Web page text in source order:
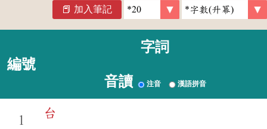
加入筆記
編號
字詞
音讀 注音 漢語拼音
1
台